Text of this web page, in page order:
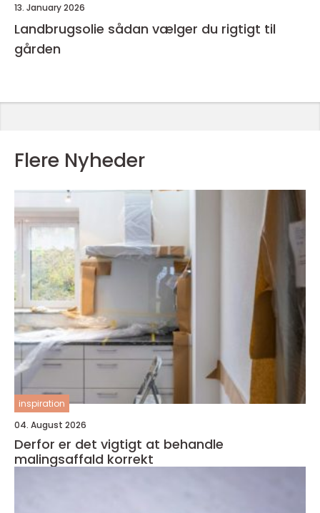
13. January 2026
Landbrugsolie sådan vælger du rigtigt til
gården
Flere Nyheder
inspiration
04. August 2026
Derfor er det vigtigt at behandle
malingsaffald korrekt